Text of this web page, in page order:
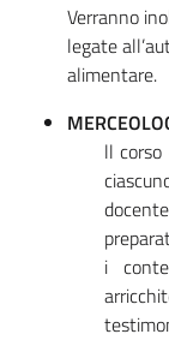
Verranno
legate
alimentare.
ll
i